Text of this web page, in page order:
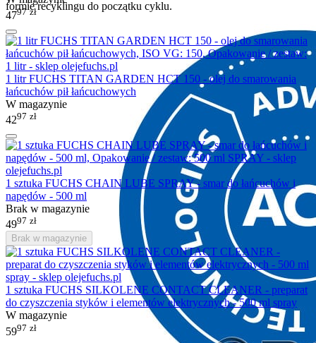
formie recyklingu do początku cyklu.
4797 zł
1 litr FUCHS TITAN GARDEN HCT 150 - olej do smarowania
łańcuchów pił łańcuchowych
W magazynie
4297 zł
1 sztuka FUCHS CHAIN LUBE SPRAY - smar do łańcuchów i
napędów - 500 ml
Brak w magazynie
4997 zł
Brak w magazynie
1 sztuka FUCHS SILKOLENE CONTACT CLEANER - preparat
do czyszczenia styków i elementów elektrycznych - 500 ml spray
W magazynie
5997 zł